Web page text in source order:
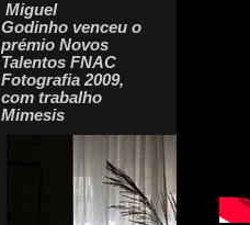
Miguel
Godinho venceu o
prémio Novos
Talentos FNAC
Fotografia 2009,
com trabalho
Mimesis